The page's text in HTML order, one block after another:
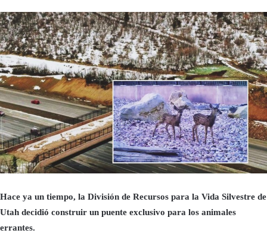
Hace ya un tiempo, la División de Recursos para la Vida Silvestre de
Utah decidió construir un puente exclusivo para los animales
errantes.